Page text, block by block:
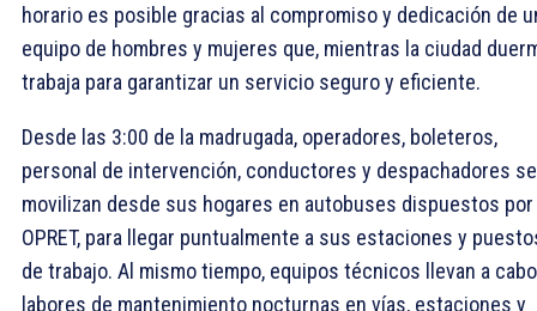
horario es posible gracias al compromiso y dedicación de
equipo de hombres y mujeres que, mientras la ciudad
trabaja para garantizar un servicio seguro y eficiente.
Desde las 3:00 de la madrugada, operadores, boleteros,
personal de intervención, conductores y despachadores se
movilizan desde sus hogares en autobuses dispuestos por
OPRET, para llegar puntualmente a sus estaciones y
de trabajo. Al mismo tiempo, equipos técnicos llevan a cabo
labores de mantenimiento nocturnas en vías, estaciones y